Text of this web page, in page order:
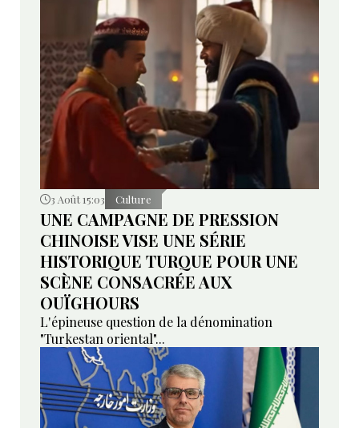
3 Août 15:03 Culture
UNE CAMPAGNE DE PRESSION
CHINOISE VISE UNE SÉRIE
HISTORIQUE TURQUE POUR UNE
SCÈNE CONSACRÉE AUX
OUÏGHOURS
L'épineuse question de la dénomination
"Turkestan oriental"...